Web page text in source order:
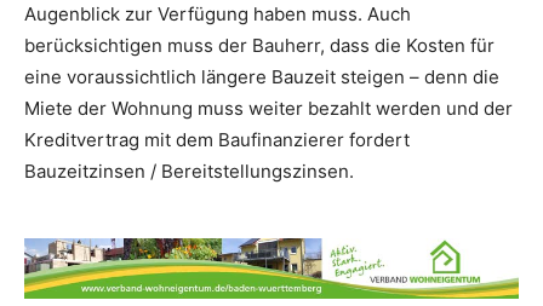
Augenblick zur Verfügung haben muss. Auch
berücksichtigen muss der Bauherr, dass die Kosten für
eine voraussichtlich längere Bauzeit steigen – denn die
Miete der Wohnung muss weiter bezahlt werden und der
Kreditvertrag mit dem Baufinanzierer fordert
Bauzeitzinsen / Bereitstellungszinsen.